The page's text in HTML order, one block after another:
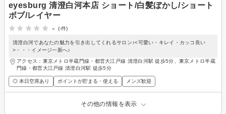
eyesburg 清澄白河本店 ショート/白髪ぼかし/ショート
ボブ/レイヤー
-
(-件)
清澄白河であなたの魅力を引き出してくれるサロン♪<可愛い・キレイ・カッコ良い
>・・・イメージ一新へ♪
アクセス：東京メトロ半蔵門線・都営大江戸線 清澄白河駅 徒歩5分、東京メトロ半蔵
門線・都営大江戸線 清澄白河駅 徒歩5分
◎ 本日空席あり ポイントが貯まる・使える メンズ歓迎
その他の情報を表示